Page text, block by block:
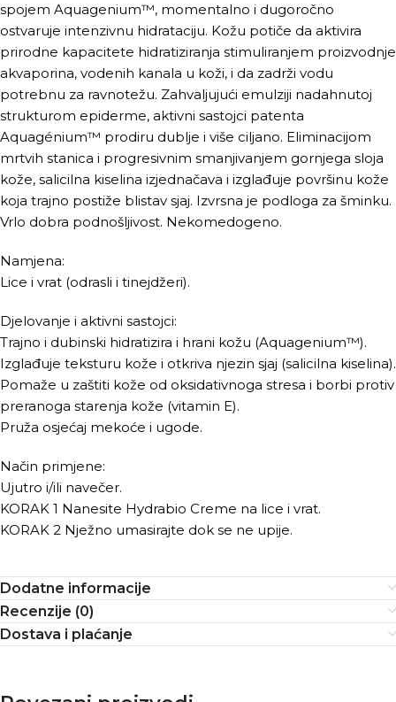
spojem Aquagenium™, momentalno i dugoročno
ostvaruje intenzivnu hidrataciju. Kožu potiče da aktivira
prirodne kapacitete hidratiziranja stimuliranjem proizvodnje
akvaporina, vodenih kanala u koži, i da zadrži vodu
potrebnu za ravnotežu. Zahvaljujući emulziji nadahnutoj
strukturom epiderme, aktivni sastojci patenta
Aquagénium™ prodiru dublje i više ciljano. Eliminacijom
mrtvih stanica i progresivnim smanjivanjem gornjega sloja
kože, salicilna kiselina izjednačava i izglađuje površinu kože
koja trajno postiže blistav sjaj. Izvrsna je podloga za šminku.
Vrlo dobra podnošljivost. Nekomedogeno.
Namjena:
Lice i vrat (odrasli i tinejdžeri).
Djelovanje i aktivni sastojci:
Trajno i dubinski hidratizira i hrani kožu (Aquagenium™).
Izglađuje teksturu kože i otkriva njezin sjaj (salicilna kiselina).
Pomaže u zaštiti kože od oksidativnoga stresa i borbi protiv
preranoga starenja kože (vitamin E).
Pruža osjećaj mekoće i ugode.
Način primjene:
Ujutro i/ili navečer.
KORAK 1 Nanesite Hydrabio Creme na lice i vrat.
KORAK 2 Nježno umasirajte dok se ne upije.
Dodatne informacije
Recenzije (0)
Dostava i plaćanje